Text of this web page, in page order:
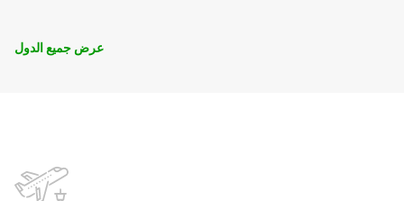
عرض جميع الدول